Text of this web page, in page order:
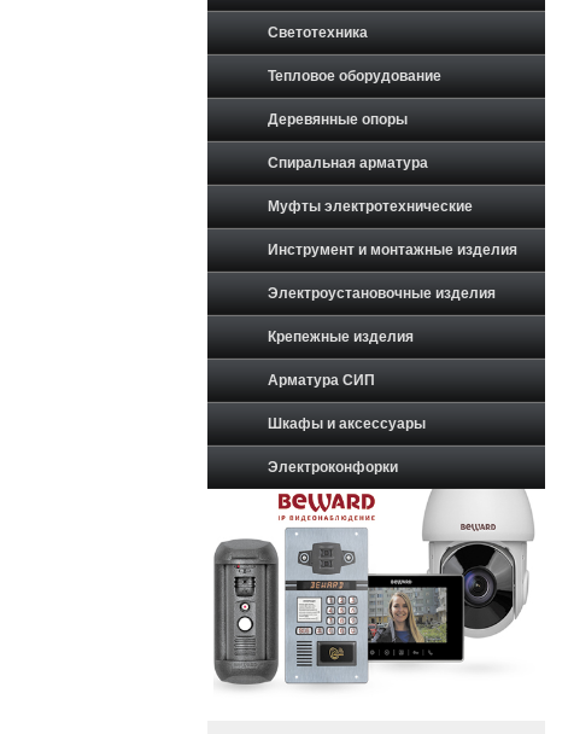
Светотехника
Тепловое оборудование
Деревянные опоры
Спиральная арматура
Муфты электротехнические
Инструмент и монтажные изделия
Электроустановочные изделия
Крепежные изделия
Арматура СИП
Шкафы и аксессуары
Электроконфорки